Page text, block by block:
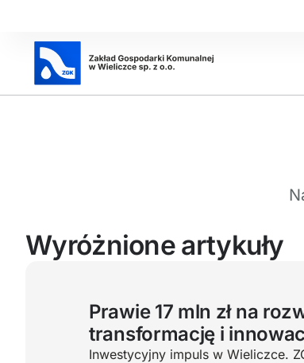
Wyróżnione artykuły
Prawie 17 mln zł na
transformację i
Inwestycyjny impuls w Wieliczce.